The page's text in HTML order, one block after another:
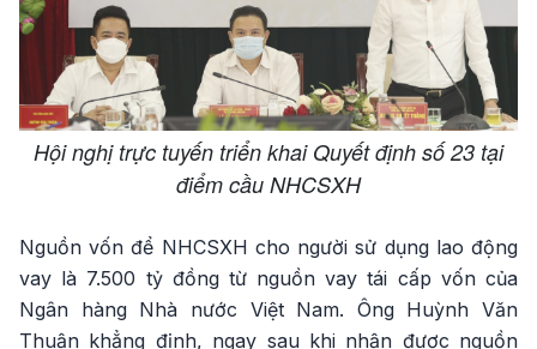
Hội nghị trực tuyến triển khai Quyết định số 23 tại
điểm cầu NHCSXH
Nguồn vốn để NHCSXH cho người sử dụng lao động
vay là 7.500 tỷ đồng từ nguồn vay tái cấp vốn của
Ngân hàng Nhà nước Việt Nam. Ông Huỳnh Văn
Thuận khẳng định, ngay sau khi nhận được nguồn